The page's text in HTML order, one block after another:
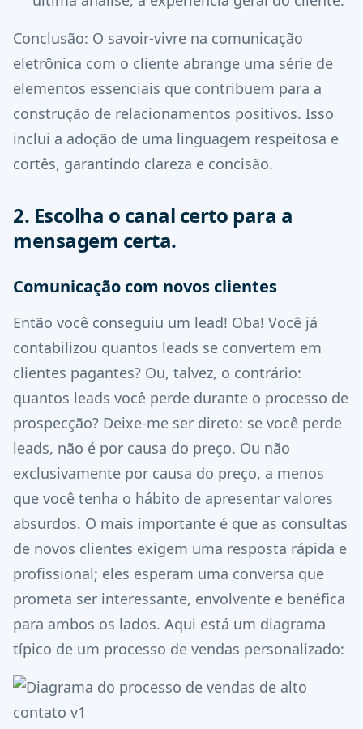
Conclusão: O savoir-vivre na comunicação
eletrônica com o cliente abrange uma série de
elementos essenciais que contribuem para a
construção de relacionamentos positivos. Isso
inclui a adoção de uma linguagem respeitosa e
cortês, garantindo clareza e concisão.
2. Escolha o canal certo para a
mensagem certa.
Comunicação com novos clientes
Então você conseguiu um lead! Oba! Você já
contabilizou quantos leads se convertem em
clientes pagantes? Ou, talvez, o contrário:
quantos leads você perde durante o processo de
prospecção? Deixe-me ser direto: se você perde
leads, não é por causa do preço. Ou não
exclusivamente por causa do preço, a menos
que você tenha o hábito de apresentar valores
absurdos. O mais importante é que as consultas
de novos clientes exigem uma resposta rápida e
profissional; eles esperam uma conversa que
prometa ser interessante, envolvente e benéfica
para ambos os lados. Aqui está um diagrama
típico de um processo de vendas personalizado: